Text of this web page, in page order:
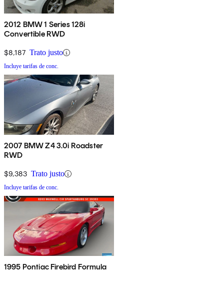
2012 BMW 1 Series 128i
Convertible RWD
$8,187 Trato justo
Incluye tarifas de conc.
2007 BMW Z4 3.0i Roadster
RWD
$9,383 Trato justo
Incluye tarifas de conc.
1995 Pontiac Firebird Formula